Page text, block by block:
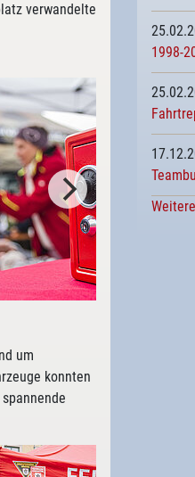
verwandelte
um
konnten
1998-